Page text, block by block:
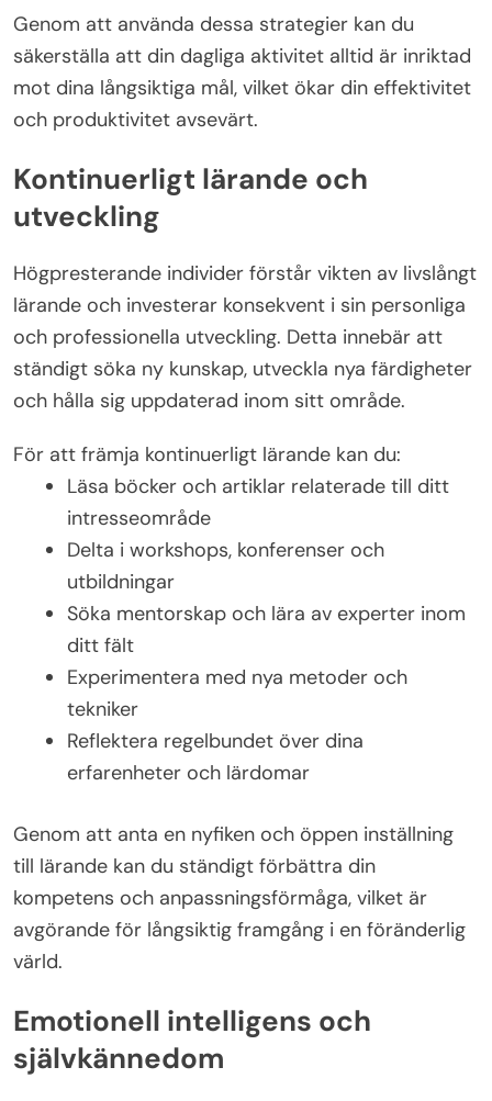
Genom att använda dessa strategier kan du
säkerställa att din dagliga aktivitet alltid är inriktad
mot dina långsiktiga mål, vilket ökar din effektivitet
och produktivitet avsevärt.
Kontinuerligt lärande och
utveckling
Högpresterande individer förstår vikten av livslångt
lärande och investerar konsekvent i sin personliga
och professionella utveckling. Detta innebär att
ständigt söka ny kunskap, utveckla nya färdigheter
och hålla sig uppdaterad inom sitt område.
För att främja kontinuerligt lärande kan du:
Läsa böcker och artiklar relaterade till ditt
intresseområde
Delta i workshops, konferenser och
utbildningar
Söka mentorskap och lära av experter inom
ditt fält
Experimentera med nya metoder och
tekniker
Reflektera regelbundet över dina
erfarenheter och lärdomar
Genom att anta en nyfiken och öppen inställning
till lärande kan du ständigt förbättra din
kompetens och anpassningsförmåga, vilket är
avgörande för långsiktig framgång i en föränderlig
värld.
Emotionell intelligens och
självkännedom